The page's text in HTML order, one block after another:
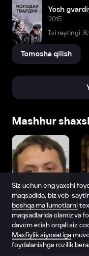
Yosh
2015
Ivi reytingi:
Tomosha qilish
Mashhur
Vitaliy Shlyappo
Produser
Siz uchun eng yaxshi
maqsadida, biz veb-
boshqa ma’lumotlarni
maqsadlarida olamiz va
davom etish orqali siz
Maxfiylik siyosatiga
foydalanishga rozilik